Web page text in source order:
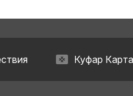
Куфар Карта